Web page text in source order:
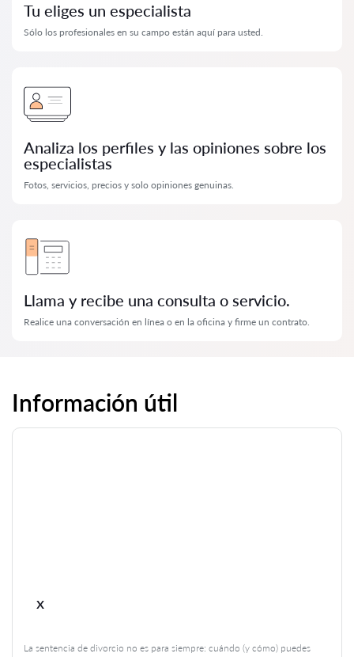
Tu eliges un especialista
Sólo los profesionales en su campo están aquí para usted.
Analiza los perfiles y las opiniones sobre los
especialistas
Fotos, servicios, precios y solo opiniones genuinas.
Llama y recibe una consulta o servicio.
Realice una conversación en línea o en la oficina y firme un contrato.
Información útil
x
La sentencia de divorcio no es para siempre: cuándo (y cómo) puedes